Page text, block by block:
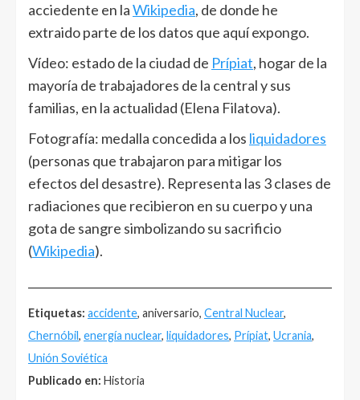
acciedente en laWikipedia, de donde he
extraido parte de los datos que aquí expongo.
Vídeo: estado de la ciudad de Prípiat, hogar de la
mayoría de trabajadores de la central y sus
familias, en la actualidad (Elena Filatova).
Fotografía: medalla concedida a los liquidadores
(personas que trabajaron para mitigar los
efectos del desastre). Representa las 3 clases de
radiaciones que recibieron en su cuerpo y una
gota de sangre simbolizando su sacrificio
(Wikipedia).
Etiquetas: accidente, aniversario, Central Nuclear,
Chernóbil, energía nuclear, liquidadores, Prípiat, Ucrania,
Unión Soviética
Publicado en: Historia